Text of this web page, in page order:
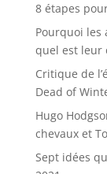
8 étapes
Pourquoi les
quel est leur
Critique de
Dead of
Hugo
chevaux et
Sept idées